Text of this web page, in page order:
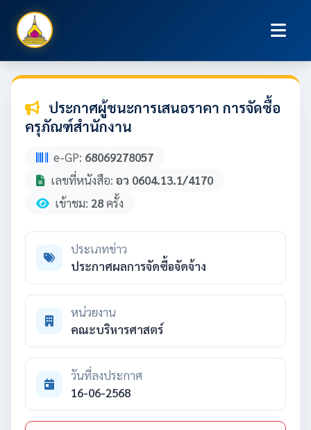
ประกาศผู้ชนะการเสนอราคา การจัดซื้อ
ครุภัณฑ์สำนักงาน
e-GP: 68069278057
เลขที่หนังสือ: อว 0604.13.1/4170
เข้าชม: 28ครั้ง
ประเภทข่าว
ประกาศผลการจัดซื้อจัดจ้าง
หน่วยงาน
คณะบริหารศาสตร์
วันที่ลงประกาศ
16-06-2568